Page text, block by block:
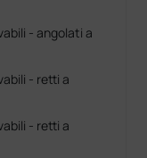
- angolati a
- retti a
- retti a